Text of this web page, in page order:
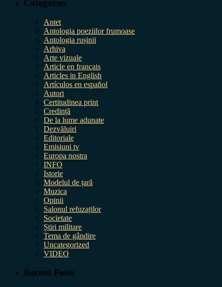
Categories
Antet
Antologia poeziilor frumoase
Antologia rușinii
Arhiva
Arte vizuale
Article en français
Articles in English
Artículos en español
Autori
Certitudinea print
Credință
De la lume adunate
Dezvăluiri
Editoriale
Emisiuni tv
Europa nostra
INFO
Istorie
Modelul de țară
Muzica
Opinii
Salonul refuzaților
Societate
Știri militare
Tema de gândire
Uncategorized
VIDEO
Recent Posts